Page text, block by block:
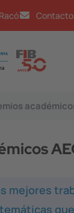
Racó Contacto
mejores